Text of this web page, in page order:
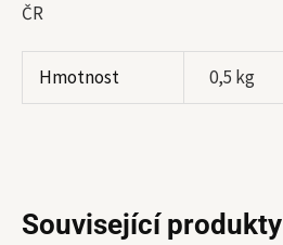
ČR
Hmotnost 0,5 kg
Související produkty